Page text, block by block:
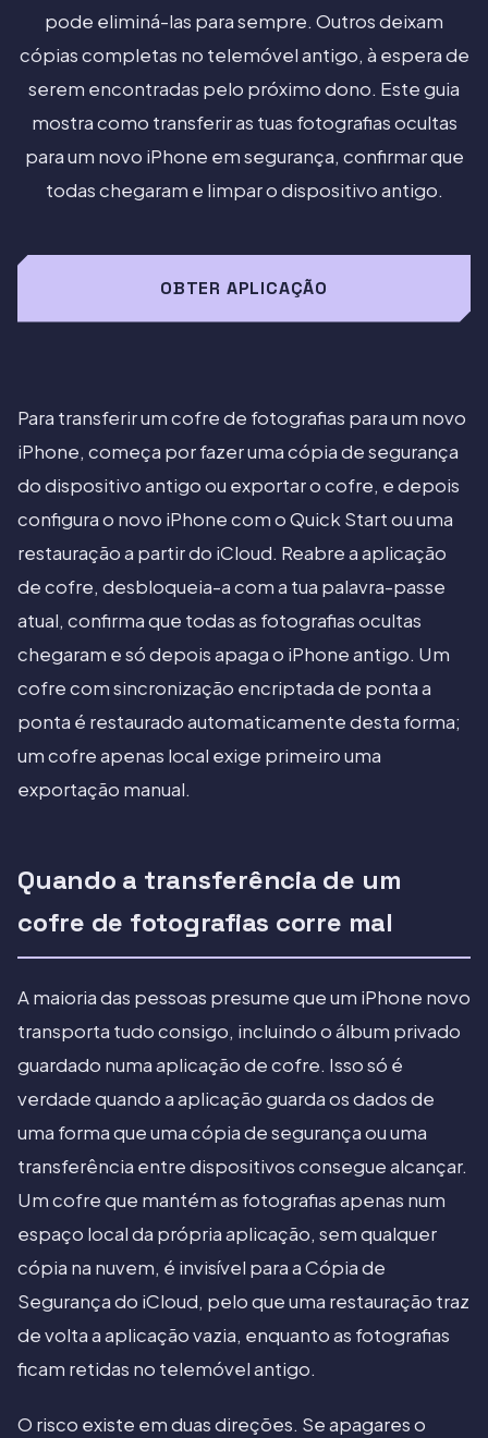
pode eliminá-las para sempre. Outros deixam
cópias completas no telemóvel antigo, à espera de
serem encontradas pelo próximo dono. Este guia
mostra como transferir as tuas fotografias ocultas
para um novo iPhone em segurança, confirmar que
todas chegaram e limpar o dispositivo antigo.
OBTER APLICAÇÃO
Para transferir um cofre de fotografias para um novo
iPhone, começa por fazer uma cópia de segurança
do dispositivo antigo ou exportar o cofre, e depois
configura o novo iPhone com o Quick Start ou uma
restauração a partir do iCloud. Reabre a aplicação
de cofre, desbloqueia-a com a tua palavra-passe
atual, confirma que todas as fotografias ocultas
chegaram e só depois apaga o iPhone antigo. Um
cofre com sincronização encriptada de ponta a
ponta é restaurado automaticamente desta forma;
um cofre apenas local exige primeiro uma
exportação manual.
Quando a transferência de um
cofre de fotografias corre mal
A maioria das pessoas presume que um iPhone novo
transporta tudo consigo, incluindo o álbum privado
guardado numa aplicação de cofre. Isso só é
verdade quando a aplicação guarda os dados de
uma forma que uma cópia de segurança ou uma
transferência entre dispositivos consegue alcançar.
Um cofre que mantém as fotografias apenas num
espaço local da própria aplicação, sem qualquer
cópia na nuvem, é invisível para a Cópia de
Segurança do iCloud, pelo que uma restauração traz
de volta a aplicação vazia, enquanto as fotografias
ficam retidas no telemóvel antigo.
O risco existe em duas direções. Se apagares o